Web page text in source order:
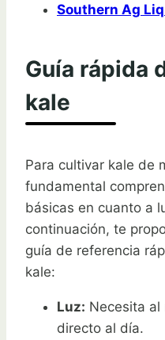
Southern Ag
Guía rápida
kale
Para cultivar kale de
fundamental
básicas en cuanto a
continuación, te
guía de referencia
kale:
Luz: Necesita al
directo al día.